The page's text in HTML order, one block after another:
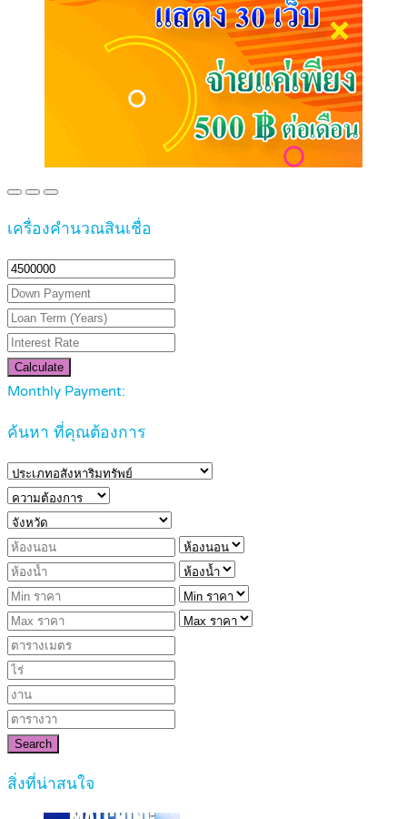
เครื่องคำนวณสินเชื่อ
Calculate
Monthly Payment:
ค้นหา ที่คุณต้องการ
Search
สิ่งที่น่าสนใจ